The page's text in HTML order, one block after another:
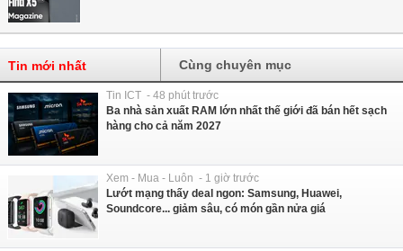
Tin mới nhất Cùng chuyên mục
Tin ICT - 48 phút trước
Ba nhà sản xuất RAM lớn nhất thế giới đã bán hết sạch
hàng cho cả năm 2027
Xem - Mua - Luôn - 1 giờ trước
Lướt mạng thấy deal ngon: Samsung, Huawei,
Soundcore... giảm sâu, có món gần nửa giá